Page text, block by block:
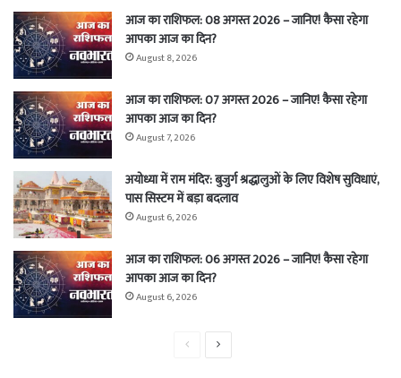
आज का राशिफल: 08 अगस्त 2026 – जानिए! कैसा रहेगा
आपका आज का दिन?
August 8, 2026
आज का राशिफल: 07 अगस्त 2026 – जानिए! कैसा रहेगा
आपका आज का दिन?
August 7, 2026
अयोध्या में राम मंदिर: बुजुर्ग श्रद्धालुओं के लिए विशेष सुविधाएं,
पास सिस्टम में बड़ा बदलाव
August 6, 2026
आज का राशिफल: 06 अगस्त 2026 – जानिए! कैसा रहेगा
आपका आज का दिन?
August 6, 2026
PreviousNext